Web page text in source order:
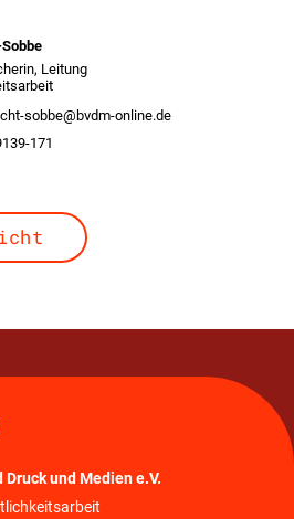
Leitung
sobbe@bvdm-online.de
171
und Medien e.V.